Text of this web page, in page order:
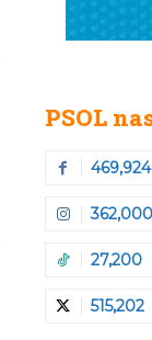
PSOL
469,924
362,000
27,200
515,202